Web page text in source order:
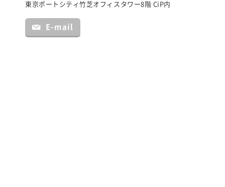
東京ポートシティ竹芝オフィスタワー8階 CiP内
E-mail